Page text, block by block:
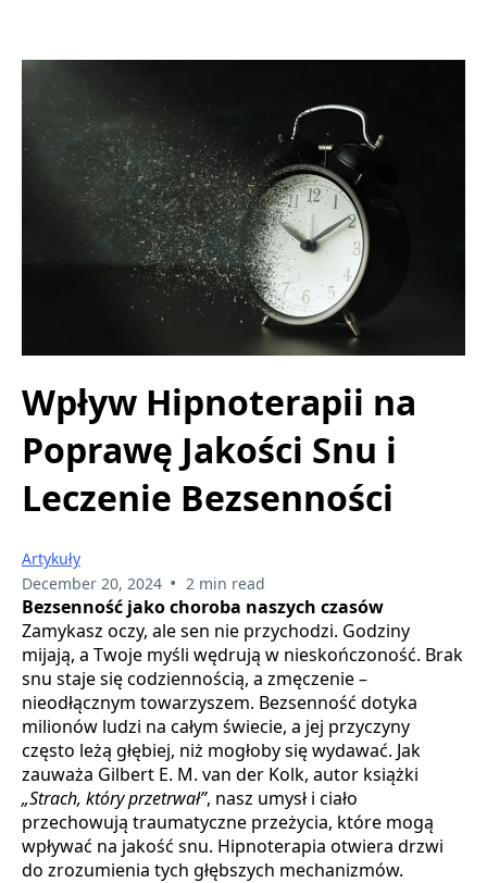
Wpływ Hipnoterapii na
Poprawę Jakości Snu i
Leczenie Bezsenności
Artykuły
December 20, 2024 • 2 min read
Bezsenność jako choroba naszych czasów
Zamykasz oczy, ale sen nie przychodzi. Godziny
mijają, a Twoje myśli wędrują w nieskończoność. Brak
snu staje się codziennością, a zmęczenie –
nieodłącznym towarzyszem. Bezsenność dotyka
milionów ludzi na całym świecie, a jej przyczyny
często leżą głębiej, niż mogłoby się wydawać. Jak
zauważa Gilbert E. M. van der Kolk, autor książki
„Strach, który przetrwał”, nasz umysł i ciało
przechowują traumatyczne przeżycia, które mogą
wpływać na jakość snu. Hipnoterapia otwiera drzwi
do zrozumienia tych głębszych mechanizmów.